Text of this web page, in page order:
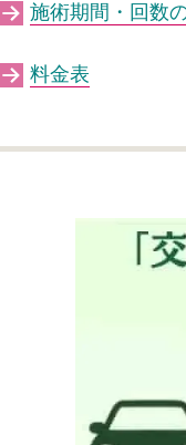
施術期間・回数
料金表